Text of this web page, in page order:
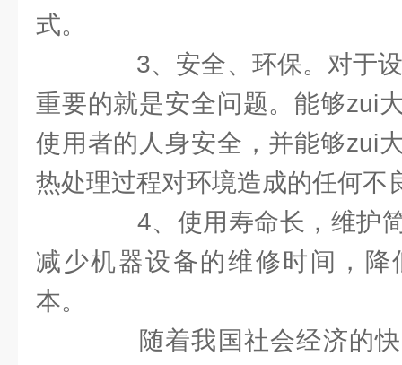
式。
3、安全、环保。对于设
重要的就是安全问题。能够zui
使用者的人身安全，并能够zui
热处理过程对环境造成的任何不
4、使用寿命长，维护简
减少机器设备的维修时间，
本。
随着我国社会经济的快